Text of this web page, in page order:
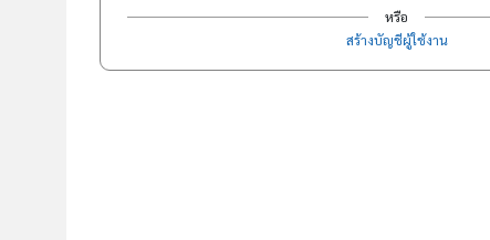
หรือ
สร้างบัญชีผู้ใช้งาน